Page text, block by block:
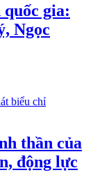
gia:
Ngọc
thần của
động lực